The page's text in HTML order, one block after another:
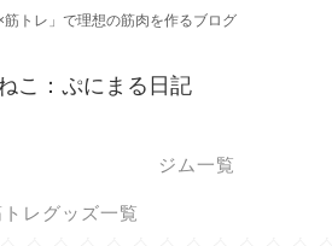
筋トレ」で理想の筋肉を作るブログ
こ：ぷにまる日記
ジム一覧
トレグッズ一覧